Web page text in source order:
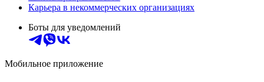
Карьера в некоммерческих организациях
Боты для уведомлений
Мобильное приложение